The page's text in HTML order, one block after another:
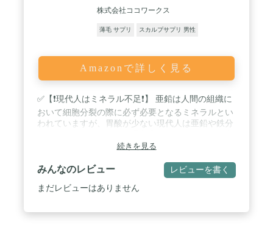
リン酸二水素ナトリウム / お召し上がり方：1日あ
たり3粒を目安に、噛まずに水またはぬるま湯でお
召し上がりください。内容量：27g（300mg×90
り、より健康が増進するものではありません。〇本
品は、疾病の診断、治療、予防を目的としたもので
はありません。〇本品は、疾病に罹患している者、
未成年者、妊産婦（妊娠を計画している者を含
む。）及び授乳婦を対象に開発された食品ではあり
ません。〇疾病に罹患している場合は医師に、医薬
品を服用している場合は医師、薬剤師に相談してく
を中止し、医師に相談してください。
株式会社ココワークス
薄毛 サプリ スカルプサプリ 男性
Amazonで詳しく見る
✅【❗現代人はミネラル不足❗】 亜鉛は人間の組織に
おいて細胞分裂の際に必ず必要となるミネラルとい
われていますが、胃酸が少ない現代人は亜鉛や鉄分
われています。 / ✅【❗美髪プレミアは1粒あたり
9mgの亜鉛を配合❗】 厚生労働省の決定で，亜鉛の
１日推奨量（2015 年版）は，成人男女で各々
10mg/day, 8mg/day（妊婦は+2～3mg）と制定されて
続きを見る
みんなのレビュー レビューを書く
まだレビューはありません